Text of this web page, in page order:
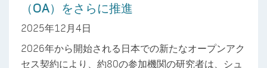
（OA）をさらに推進
2025年12月4日
2026年から開始される日本での新たなオープンアク
セス契約により、約80の参加機関の研究者は、シュ